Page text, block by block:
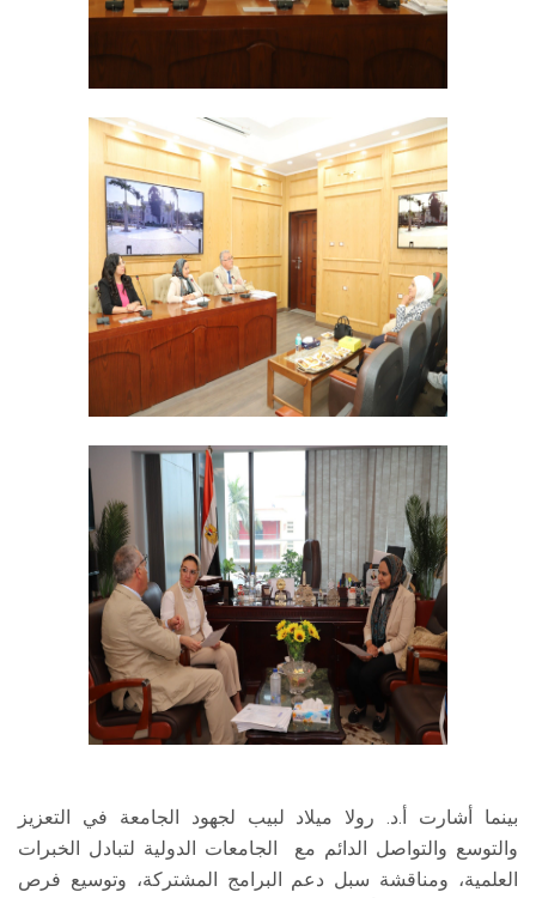
بينما أشارت أ.د. رولا ميلاد لبيب لجهود الجامعة في التعزيز
والتوسع والتواصل الدائم مع الجامعات الدولية لتبادل الخبرات
العلمية، ومناقشة سبل دعم البرامج المشتركة، وتوسيع فرص